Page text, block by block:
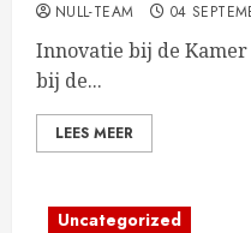
NULL-TEAM 04
Innovatie bij de
bij de...
LEES MEER
Uncategorized